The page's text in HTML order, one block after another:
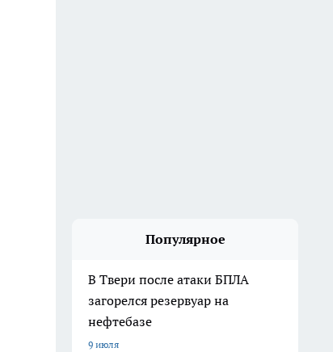
Популярное
В Твери после атаки БПЛА
загорелся резервуар на
нефтебазе
9 июля